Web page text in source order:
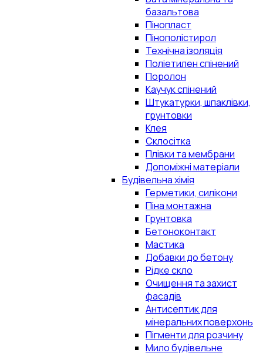
базальтова
Пінопласт
Пінополістирол
Технічна ізоляція
Поліетилен спінений
Поролон
Каучук спінений
Штукатурки, шпаклівки,
грунтовки
Клея
Склосітка
Плівки та мембрани
Допоміжні матеріали
Будівельна хімія
Герметики, силікони
Піна монтажна
Грунтовка
Бетоноконтакт
Мастика
Добавки до бетону
Рідке скло
Очищення та захист
фасадів
Антисептик для
мінеральних поверхонь
Пігменти для розчину
Мило будівельне